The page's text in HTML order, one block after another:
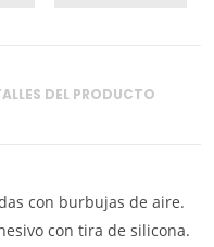
DEL PRODUCTO
con burbujas de aire.
con tira de silicona.